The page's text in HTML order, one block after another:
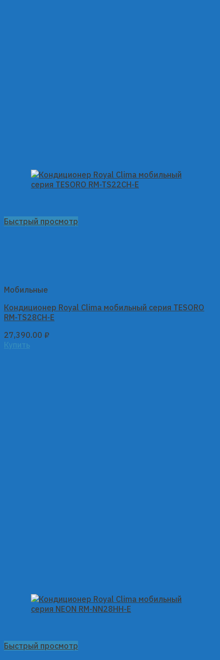
Быстрый просмотр
Мобильные
Кондиционер Royal Clima мобильный серия TESORO
RM-TS28CH-E
27,390.00 ₽
Купить
Быстрый просмотр